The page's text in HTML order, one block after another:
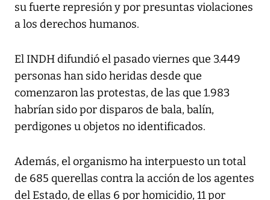
su fuerte represión y por presuntas violaciones
a los derechos humanos.
El INDH difundió el pasado viernes que 3.449
personas han sido heridas desde que
comenzaron las protestas, de las que 1.983
habrían sido por disparos de bala, balín,
perdigones u objetos no identificados.
Además, el organismo ha interpuesto un total
de 685 querellas contra la acción de los agentes
del Estado, de ellas 6 por homicidio, 11 por